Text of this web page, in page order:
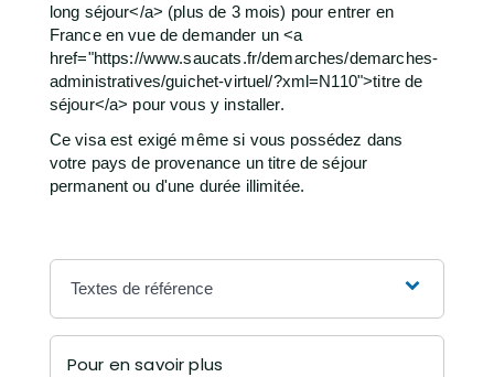
long séjour</a> (plus de 3 mois) pour entrer en
France en vue de demander un <a
href="https://www.saucats.fr/demarches/demarches-
administratives/guichet-virtuel/?xml=N110">titre de
séjour</a> pour vous y installer.
Ce visa est exigé même si vous possédez dans
votre pays de provenance un titre de séjour
permanent ou d'une durée illimitée.
Textes de référence
Pour en savoir plus